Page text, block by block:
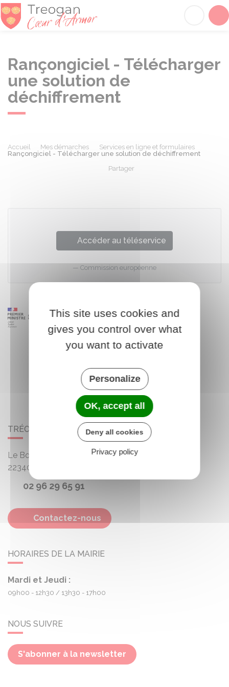
Rançongiciel - Télécharger
une solution de
déchiffrement
Accueil Mes démarches
Services en ligne et formulaires
Rançongiciel - Télécharger une solution de déchiffrement
Partager
Accéder au téléservice
Commission européenne
TRÉOGAN
Le Bourg
22340
02 96 29 65 91
Contactez-nous
HORAIRES DE LA MAIRIE
Mardi et Jeudi :
09h00 - 12h30 13h30 - 17h00
NOUS SUIVRE
S'abonner à la newsletter
This site uses cookies and
gives you control over what
you want to activate
Personalize
OK, accept all
Deny all cookies
Privacy policy